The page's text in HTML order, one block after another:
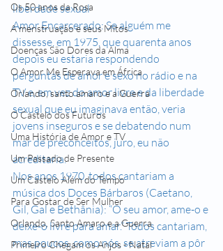
Os 50 anos da Rosa
A menstruação e seus Mitos
Doenças São Dores da Alma
O Amor Me Esperava em África
Orlando, santo amaro e a Guerra
O Castelo dos Futuros
Uma História de Amor e TV
Um Passado de Presente
Um Castelo Além do Tempo
Para Gostar de Ser Mulher
Orlando, Santo Amaro e a Guerra
Primeiro Chegam os Anjos - Natal
liberdade sexual
Amor Encarcerado: Se alguém me
dissesse, em 1975, que quarenta anos
depois eu estaria respondendo
perguntas de amor e sexo no rádio e na
TV e, em vez do amor livre e da liberdade
sexual que eu imaginava então, veria
jovens inseguros e se debatendo num
mar de preconceitos, juro, eu não
acreditaria.
Nos anos 1970, todos cantariam a
música dos Doces Bárbaros (Caetano,
Gil, Gal e Bethânia): “O seu amor, ame-o e
deixe-o livre para amar.” Todos cantariam,
mas poucos, como nós, se atreviam a pôr